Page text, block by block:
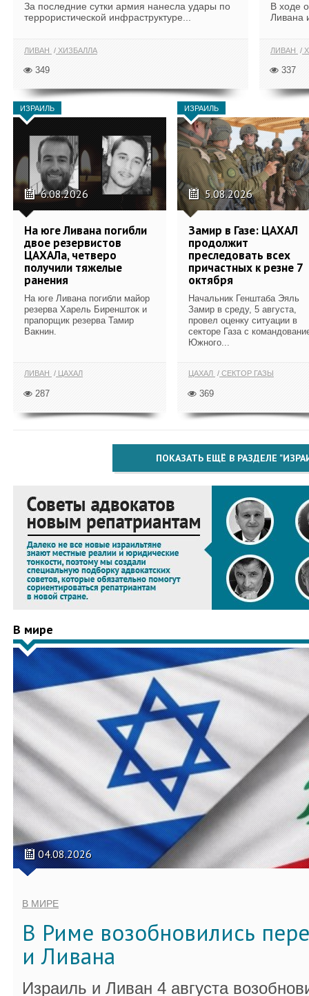
За последние сутки армия нанесла удары по
террористической инфраструктуре...
ЛИВАН ХИЗБАЛЛА
349
В ходе
Ливана
ЛИВАН
337
ИЗРАИЛЬ
6.08.2026
На юге Ливана погибли
двое резервистов
ЦАХАЛа, четверо
получили тяжелые
ранения
На юге Ливана погибли майор
резерва Харель Биреншток и
прапорщик резерва Тамир
Вакнин.
ЛИВАН ЦАХАЛ
287
ИЗРАИЛЬ
5.08.2026
Замир в Газе: ЦАХАЛ
продолжит
преследовать всех
причастных к резне 7
октября
Начальник Генштаба Эяль
Замир в среду, 5 августа,
провел оценку ситуации в
секторе Газа с
Южного...
ЦАХАЛ СЕКТОР ГАЗЫ
369
ПОКАЗАТЬ ЕЩЁ В РАЗДЕЛЕ
В мире
04.08.2026
В МИРЕ
В Риме возобновились
и Ливана
Израиль и Ливан 4 августа